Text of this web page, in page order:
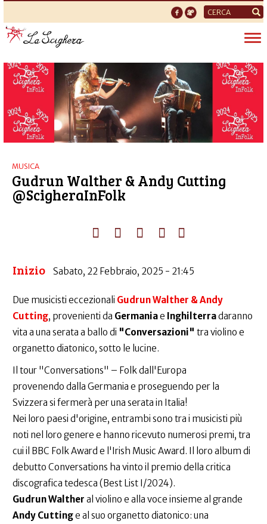
Form
di
ricerca
MUSICA
Gudrun Walther & Andy Cutting
@ScigheraInFolk
Inizio Sabato, 22 Febbraio, 2025 - 21:45
Due musicisti eccezionali Gudrun Walther & Andy
Cutting, provenienti da Germaniae Inghilterradaranno
vita a una serata a ballo di "Conversazioni" tra violino e
organetto diatonico, sotto le lucine.
Il tour "Conversations" – Folk dall'Europa
provenendo dalla Germania e proseguendo per la
Svizzera si fermerà per una serata in Italia!
Nei loro paesi d'origine, entrambi sono tra i musicisti più
noti nel loro genere e hanno ricevuto numerosi premi, tra
cui il BBC Folk Award e l'Irish Music Award. Il loro album di
debutto Conversations ha vinto il premio della critica
discografica tedesca (Best List I/2024).
Gudrun Walther al violino e alla voce insieme al grande
Andy Cuttinge al suo organetto diatonico: una